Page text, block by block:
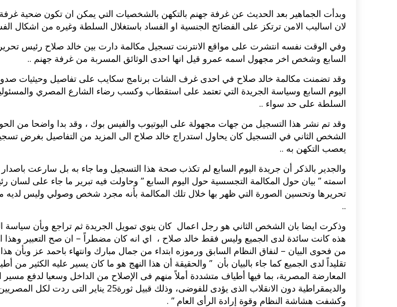
وبدأت الجماهير بعد الحديث عن غرفة جهنم بالتكهن بالشخصيات التي يمكن ان تكون ضحية
لان اساليب الامن ترتكز على الفضائح الجنسية او الفساد باستغلال السلطة وغيره من اشكال
وفي الوقت نفسه انتشرت على مواقع الانترنت تسجيل مكالمة دارت بين خالد صلاح رئيس تحرير
السابع وشخص اخر مجهول اسمه عمرو قيل انها احدى الوثائق المسربة من غرفة جهنم ..
وقد تضمنت مكالمة خالد صلاح في احدى غرف الشات برنامج سكايب على تفاصيل وحيثيات
اليوم السابع وسياسة الجريدة التي تعتمد على استقطاب وكسب رضاء الشارع المصري
السلطة على حد سواء ..
وقد تم نشر هذا التسجيل من جهات مجهولة على اليوتيوب والفيس بوك ، وقد بدا واضحا من
الشخص الثاني في التسجيل كان يحاول استدراج خالد صلاح الى المزيد من التفاصيل بغرض
يعصب التكهن به ..
والجدير بالذكر أن جريدة اليوم السابع لم تكذب صحة هذا التسجيل وما جاء به بل سارعت باصدار
اسمته ” بيان حول المكالمة التجسسية حول اليوم السابع ” وحاولت فيه تبرير ما جاء على لسان
تحريرها وتحسين الصورة التي ظهر بها خلال تلك المكالمة بأنه مجرد شخص وصولي وليس
..
وذكرت ايضا بان الشخص الثاني هو رجل اعمال كان ينوي تمويل الجريدة ثم تراجع وبأن سياسة
هذه كانت سائدة لدى الجميع وليس فقط خالد صلاح ، اي انه كان مضطراً – ان صح التعبير وهذا
من فحوى البيان – لنفاق النظام السابق ورموزه ابتداء من جمال مبارك وانتهاء باحمد عز وبأن
تقليداً لدى الجميع كما جاء بالبيان بأن ” والحقيقة أن هذا النهج هو ما كان يسير عليه الكثير من
المعارضة المصرية، بما فيها أطياف متشددة أملاً منهم فى الإصلاح من الداخل وسعيا لدفع مسير
والديمقراطية دون الانقلاب الذى يؤدى للفوضى، وذلك قبيل ثورة25 يناير التى
وكشفت هشاشة النظام وقوة إرادة الرأى العام ” .
وصفات أكلات عيد راس السنة
والميلاد المجيد الكريسما...
طريقة تحضير حلاوة المولد النبوي مع
وصفات بالفيديو والصور...
اكلات عيد الاضحى 2023 وصفات طبخ